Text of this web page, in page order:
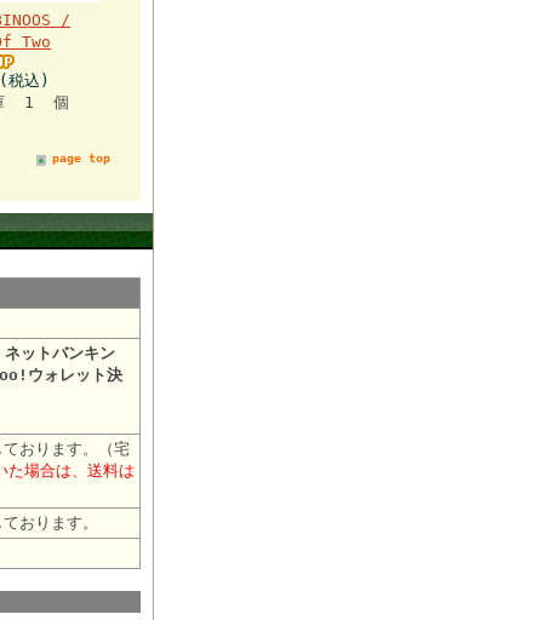
/
Two
税込)
1 個
page top
ットバンキン
ウォレット決
おります。（宅
場合は、送料は
おります。